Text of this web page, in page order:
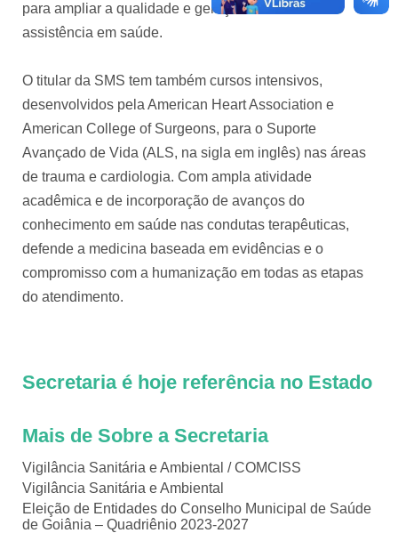
para ampliar a qualidade e geração de valor na
assistência em saúde.
O titular da SMS tem também cursos intensivos,
desenvolvidos pela American Heart Association e
American College of Surgeons, para o Suporte
Avançado de Vida (ALS, na sigla em inglês) nas áreas
de trauma e cardiologia. Com ampla atividade
acadêmica e de incorporação de avanços do
conhecimento em saúde nas condutas terapêuticas,
defende a medicina baseada em evidências e o
compromisso com a humanização em todas as etapas
do atendimento.
Secretaria é hoje referência no Estado
Mais de Sobre a Secretaria
Vigilância Sanitária e Ambiental / COMCISS
Vigilância Sanitária e Ambiental
Eleição de Entidades do Conselho Municipal de Saúde
de Goiânia – Quadriênio 2023-2027